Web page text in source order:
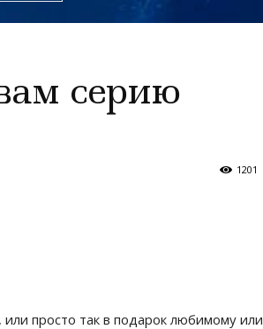
серию
1201
просто так в подарок любимому или